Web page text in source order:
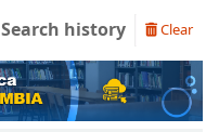
Search history Clear